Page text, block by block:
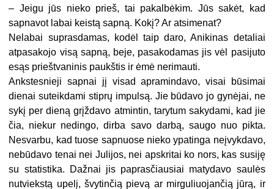
– Jeigu jūs nieko prieš, tai pakalbėkim. Jūs sakėt, kad
sapnavot labai keistą sapną. Kokį? Ar atsimenat?
Nelabai suprasdamas, kodėl taip daro, Anikinas detaliai
atpasakojo visą sapną, beje, pasakodamas jis vėl pasijuto
esąs prieštvaninis paukštis ir ėmė nerimauti.
Ankstesnieji sapnai jį visad apramindavo, visai būsimai
dienai suteikdami stiprų impulsą. Jie būdavo jo gynėjai, ne
sykį per dieną grįždavo atmintin, tarytum sakydami, kad jie
čia, niekur nedingo, dirba savo darbą, saugo nuo pikta.
Nesvarbu, kad tuose sapnuose nieko ypatinga neįvykdavo,
nebūdavo tenai nei Julijos, nei apskritai ko nors, kas susiję
su statistika. Dažnai jis paprasčiausiai matydavo saulės
nutviekstą upelį, švytinčią pievą ar mirguliuojančią jūrą, ir